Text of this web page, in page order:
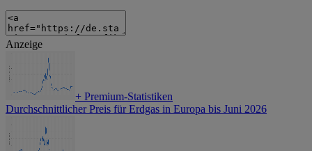
Anzeige
+ Premium-Statistiken
Durchschnittlicher Preis für Erdgas in Europa bis Juni 2026